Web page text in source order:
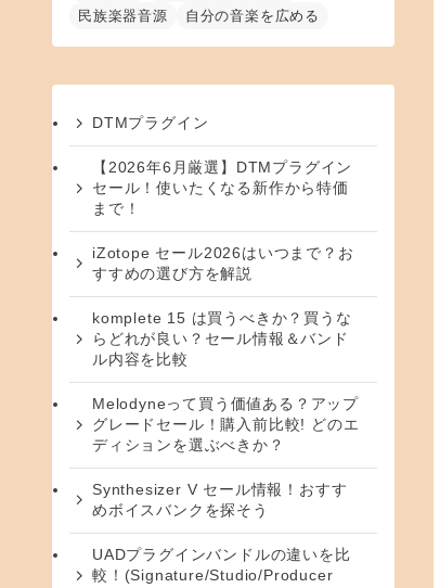
民族楽器音源
自分の音楽を広める
DTMプラグイン
【2026年6月厳選】DTMプラグイン
セール！使いたくなる新作から特価
まで！
iZotope セール2026はいつまで？お
すすめの選び方を解説
komplete 15 は買うべきか？買うな
らどれが良い？セール情報＆バンド
ル内容を比較
Melodyneって買う価値ある？アップ
グレードセール！購入前比較! どのエ
ディションを選ぶべきか？
Synthesizer V セール情報！おすす
めボイスバンクを探そう
UADプラグインバンドルの違いを比
較！(Signature/Studio/Producer